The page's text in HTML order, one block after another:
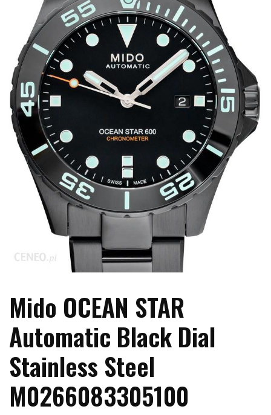
Mido OCEAN STAR
Automatic Black Dial
Stainless Steel
M0266083305100